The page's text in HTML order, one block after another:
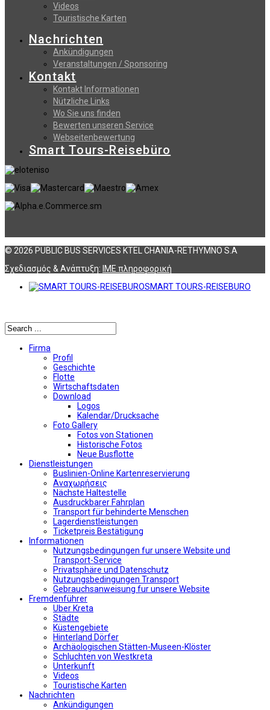
Videos
Touristische Karten
Nachrichten
Ankündigungen
Veranstaltungen / Sponsoring
Kontakt
Kontakt Informationen
Nützliche Links
Wo Sie uns finden
Bewerten unseren Service
Webseitenbewertung
Smart Tours-Reisebüro
© 2026 PUBLIC BUS SERVICES KTEL CHANIA-RETHYMNO S.A
Σχεδιασμός & Ανάπτυξη: ΙΜΕ πληροφορική
SMART TOURS-REISEBURO
Firma
Profil
Geschichte
Flotte
Wirtschaftsdaten
Download
Logos
Kalendar/Drucksache
Foto Gallery
Fotos von Stationen
Historische Fotos
Neue Busflotte
Dienstleistungen
Buslinien-Online Kartenreservierung
Αναχωρήσεις
Nächste Haltestelle
Αusdruckbarer Fahrplan
Transport für behinderte Menschen
Lagerdienstleistungen
Ticketpreis Bestätigung
Informationen
Nutzungsbedingungen fur unsere Website und
Transport-Service
Privatsphäre und Datenschutz
Nutzungsbedingungen Transport
Gebrauchsanweisung fur unsere Website
Fremdenführer
Uber Kreta
Städte
Küstengebiete
Hinterland Dörfer
Archäologischen Stätten-Museen-Klöster
Schluchten von Westkreta
Unterkunft
Videos
Touristische Karten
Nachrichten
Ankündigungen